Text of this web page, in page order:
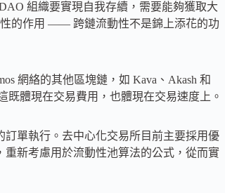
組織要實現自我存續，需要能夠獲取大
的作用 —— 跨鏈流動性不是錦上添花的功
網絡的其他區塊鏈，如 Kava、Akash 和
既體現在交易費用，也體現在交易速度上。
訂單執行。去中心化交易所目前主要採用優
重新考慮用於流動性池算法的公式，從而實